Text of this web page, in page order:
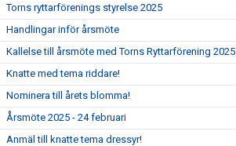
Torns ryttarförenings styrelse 2025
Handlingar inför årsmöte
Kallelse till årsmöte med Torns Ryttarförening 2025
Knatte med tema riddare!
Nominera till årets blomma!
Årsmöte 2025 - 24 februari
Anmäl till knatte tema dressyr!